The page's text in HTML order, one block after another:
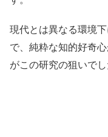
現代とは異なる環境
で、純粋な知的好奇
がこの研究の狙いでし